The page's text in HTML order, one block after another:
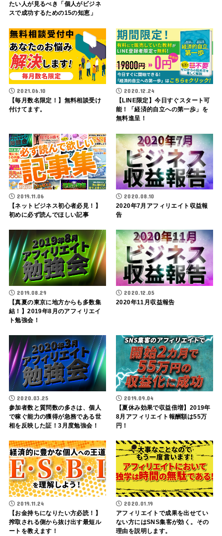
たい人が見るべき「個人がビジネ
スで成功するための15の知恵」
2021.06.10
【毎月数名限定！】無料相談受け
付けてます。
2020.12.24
【LINE限定】今日すぐスタート可
能！「経済的自立への第一歩」を
無料進呈！
2019.11.06
【ネットビジネス初心者必見！】
初めに必ず読んでほしい記事
2020.08.10
2020年7月アフィリエイト収益報
告
2019.08.29
【真夏の東京に地方からも多数集
結！】2019年8月のアフィリエイ
ト勉強会！
2020.12.05
2020年11月収益報告
2020.03.25
参加者数と質問数の多さは、個人
で稼ぐ能力の獲得が急務である世
相を反映した証！3月度勉強会！
2019.09.04
【夏休み効果で収益倍増】2019年
8月アフィリエイト報酬額は55万
円！
2019.11.24
【お金持ちになりたい方必読！】
搾取される側から抜け出す最短ル
ートを教えます！
2020.01.19
アフィリエイトで成果を出せてい
ない方にはSNS集客が効く。その
理由を説明します。